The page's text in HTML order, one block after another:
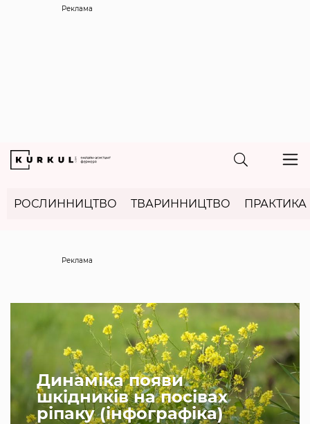
Реклама
РОСЛИННИЦТВО ТВАРИННИЦТВО ПРАКТИКА
Динаміка появи
шкідників на посівах
ріпаку (інфографіка)
Реклама